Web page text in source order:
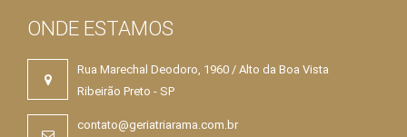
ONDE ESTAMOS
Rua Marechal Deodoro, 1960 / Alto da Boa Vista
Ribeirão Preto - SP
contato@geriatriarama.com.br